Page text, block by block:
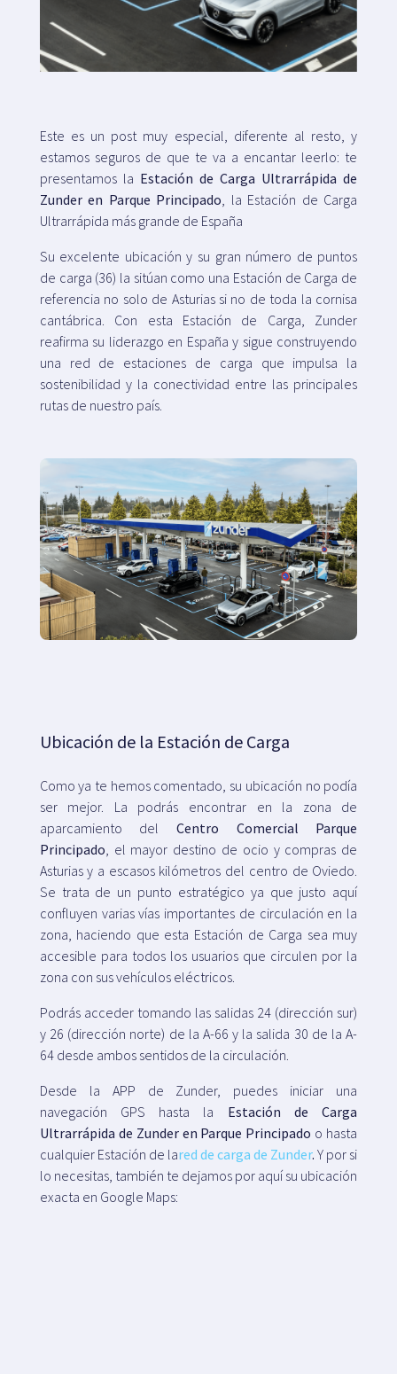
Mapa
Blog
Atención al cliente
+34 979 300 500
Este es un post muy especial, diferente al resto, y
estamos seguros de que te va a encantar leerlo: te
presentamos la Estación de Carga Ultrarrápida de
Zunder en Parque Principado, la Estación de Carga
Ultrarrápida más grande de España
Su excelente ubicación y su gran número de puntos
de carga (36) la sitúan como una Estación de Carga de
referencia no solo de Asturias si no de toda la cornisa
cantábrica. Con esta Estación de Carga, Zunder
reafirma su liderazgo en España y sigue construyendo
una red de estaciones de carga que impulsa la
sostenibilidad y la conectividad entre las principales
rutas de nuestro país.
Ubicación de la Estación de Carga
Como ya te hemos comentado, su ubicación no podía
ser mejor. La podrás encontrar en la zona de
aparcamiento del Centro Comercial Parque
Principado , el mayor destino de ocio y compras de
Asturias y a escasos kilómetros del centro de Oviedo.
Se trata de un punto estratégico ya que justo aquí
confluyen varias vías importantes de circulación en la
zona, haciendo que esta Estación de Carga sea muy
accesible para todos los usuarios que circulen por la
zona con sus vehículos eléctricos.
Podrás acceder tomando las salidas 24 (dirección sur)
y 26 (dirección norte) de la A-66 y la salida 30 de la A-
64 desde ambos sentidos de la circulación.
Desde la APP de Zunder, puedes iniciar una
navegación GPS hasta la Estación de Carga
Ultrarrápida de Zunder en Parque Principado o hasta
cualquier Estación de lared de carga de Zunder.Y por si
lo necesitas, también te dejamos por aquí su ubicación
exacta en Google Maps: